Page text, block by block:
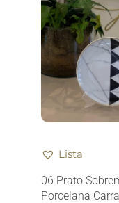
Lista
06 Prato
Porcelana